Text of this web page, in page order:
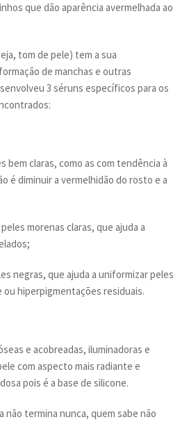
que dão aparência avermelhada ao
tom de pele) tem a sua
de manchas e outras
3 séruns específicos para os
bem claras, como as com tendência à
é diminuir a vermelhidão do rosto e a
morenas claras, que ajuda a
negras, que ajuda a uniformizar peles
ou hiperpigmentações residuais.
e acobreadas, iluminadoras e
com aspecto mais radiante e
pois é a base de silicone.
não termina nunca, quem sabe não